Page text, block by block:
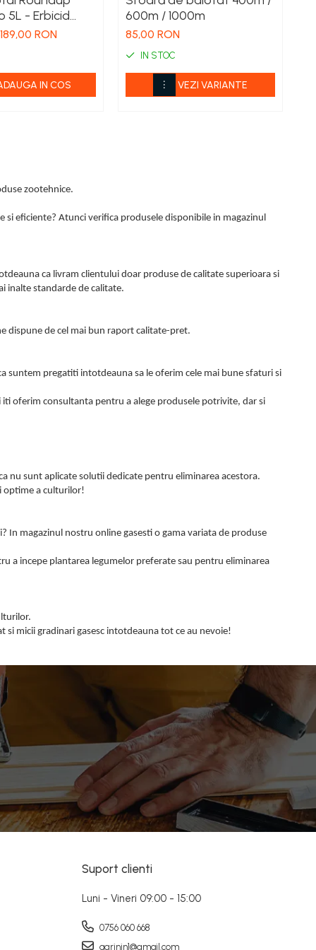
5L - Erbicid
189,00 RON
IN COS
600m / 1000m
85,00 RON
IN STOC
VEZI VARIANTE
zootehnice.
eficiente? Atunci verifica produsele disponibile in magazinul
ca livram clientului doar produse de calitate superioara si
inalte standarde de calitate.
dispune de cel mai bun raport calitate-pret.
suntem pregatiti intotdeauna sa le oferim cele mai bune sfaturi si
oferim consultanta pentru a alege produsele potrivite, dar si
nu sunt aplicate solutii dedicate pentru eliminarea acestora.
optime a culturilor!
In magazinul nostru online gasesti o gama variata de produse
a incepe plantarea legumelor preferate sau pentru eliminarea
micii gradinari gasesc intotdeauna tot ce au nevoie!
Suport clienti
Luni - Vineri 09:00 - 15:00
0756 060 668
agrinin1@gmail.com